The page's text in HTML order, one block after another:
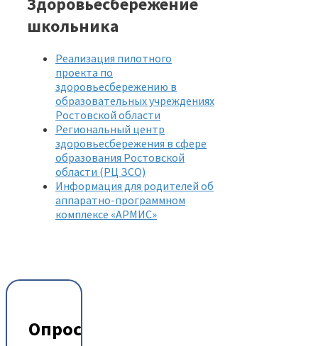
школьника
Реализация пилотного
проекта по
здоровьесбережению в
образовательных учреждениях
Ростовской области
Региональный центр
здоровьесбережения в сфере
образования Ростовской
области (РЦ ЗСО)
Информация для родителей об
аппаратно-программном
комплексе «АРМИС»
Опрос